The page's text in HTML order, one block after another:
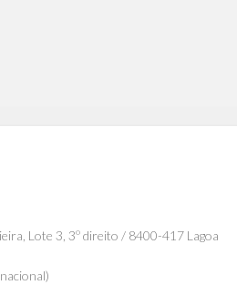
Lote 3, 3º direito / 8400-417 Lagoa